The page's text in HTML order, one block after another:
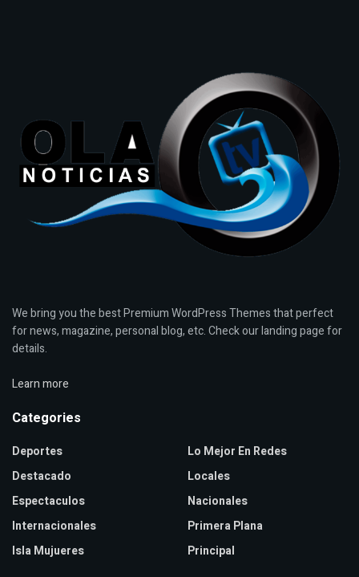
We bring you the best Premium WordPress Themes that perfect
for news, magazine, personal blog, etc. Check our landing page for
details.
Learn more
Categories
Deportes
Destacado
Espectaculos
Internacionales
Isla Mujueres
Lo Mejor En Redes
Locales
Nacionales
Primera Plana
Principal